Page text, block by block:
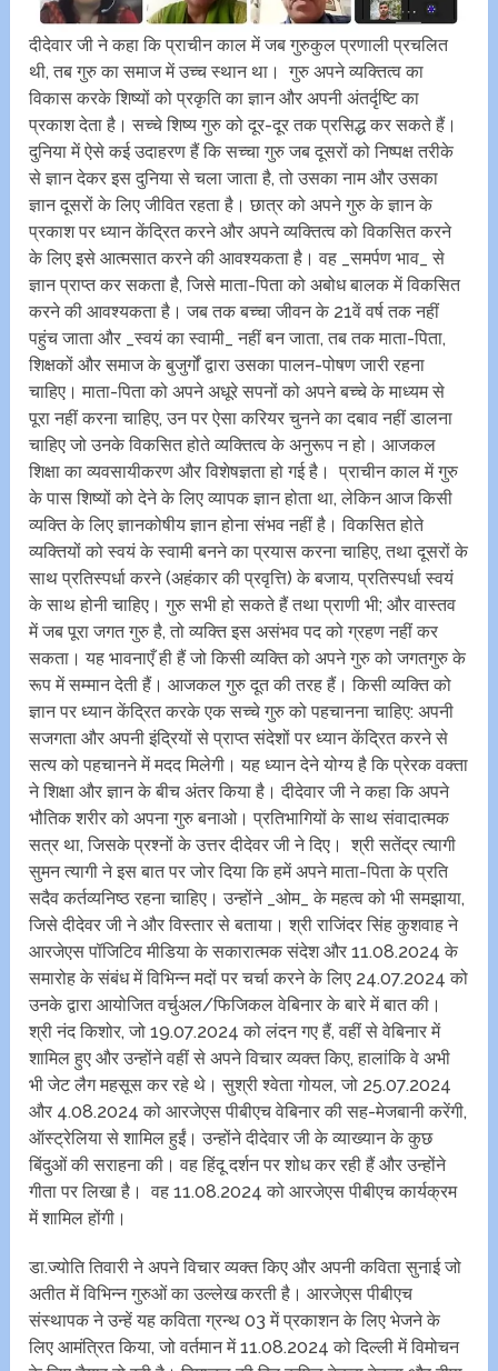
दीदेवार जी ने कहा कि प्राचीन काल में जब गुरुकुल प्रणाली प्रचलित
थी, तब गुरु का समाज में उच्च स्थान था। गुरु अपने व्यक्तित्व का
विकास करके शिष्यों को प्रकृति का ज्ञान और अपनी अंतर्दृष्टि का
प्रकाश देता है। सच्चे शिष्य गुरु को दूर-दूर तक प्रसिद्ध कर सकते हैं।
दुनिया में ऐसे कई उदाहरण हैं कि सच्चा गुरु जब दूसरों को निष्पक्ष तरीके
से ज्ञान देकर इस दुनिया से चला जाता है, तो उसका नाम और उसका
ज्ञान दूसरों के लिए जीवित रहता है। छात्र को अपने गुरु के ज्ञान के
प्रकाश पर ध्यान केंद्रित करने और अपने व्यक्तित्व को विकसित करने
के लिए इसे आत्मसात करने की आवश्यकता है। वह _समर्पण भाव_ से
ज्ञान प्राप्त कर सकता है, जिसे माता-पिता को अबोध बालक में विकसित
करने की आवश्यकता है। जब तक बच्चा जीवन के 21वें वर्ष तक नहीं
पहुंच जाता और _स्वयं का स्वामी_ नहीं बन जाता, तब तक माता-पिता,
शिक्षकों और समाज के बुजुर्गों द्वारा उसका पालन-पोषण जारी रहना
चाहिए। माता-पिता को अपने अधूरे सपनों को अपने बच्चे के माध्यम से
पूरा नहीं करना चाहिए, उन पर ऐसा करियर चुनने का दबाव नहीं डालना
चाहिए जो उनके विकसित होते व्यक्तित्व के अनुरूप न हो। आजकल
शिक्षा का व्यवसायीकरण और विशेषज्ञता हो गई है। प्राचीन काल में गुरु
के पास शिष्यों को देने के लिए व्यापक ज्ञान होता था, लेकिन आज किसी
व्यक्ति के लिए ज्ञानकोषीय ज्ञान होना संभव नहीं है। विकसित होते
व्यक्तियों को स्वयं के स्वामी बनने का प्रयास करना चाहिए, तथा दूसरों के
साथ प्रतिस्पर्धा करने (अहंकार की प्रवृत्ति) के बजाय, प्रतिस्पर्धा स्वयं
के साथ होनी चाहिए। गुरु सभी हो सकते हैं तथा प्राणी भी; और वास्तव
में जब पूरा जगत गुरु है, तो व्यक्ति इस असंभव पद को ग्रहण नहीं कर
सकता। यह भावनाएँ ही हैं जो किसी व्यक्ति को अपने गुरु को जगतगुरु के
रूप में सम्मान देती हैं। आजकल गुरु दूत की तरह हैं। किसी व्यक्ति को
ज्ञान पर ध्यान केंद्रित करके एक सच्चे गुरु को पहचानना चाहिए: अपनी
सजगता और अपनी इंद्रियों से प्राप्त संदेशों पर ध्यान केंद्रित करने से
सत्य को पहचानने में मदद मिलेगी। यह ध्यान देने योग्य है कि प्रेरक वक्ता
ने शिक्षा और ज्ञान के बीच अंतर किया है। दीदेवार जी ने कहा कि अपने
भौतिक शरीर को अपना गुरु बनाओ। प्रतिभागियों के साथ संवादात्मक
सत्र था, जिसके प्रश्नों के उत्तर दीदेवर जी ने दिए। श्री सतेंद्र त्यागी
सुमन त्यागी ने इस बात पर जोर दिया कि हमें अपने माता-पिता के प्रति
सदैव कर्तव्यनिष्ठ रहना चाहिए। उन्होंने _ओम_ के महत्व को भी समझाया,
जिसे दीदेवर जी ने और विस्तार से बताया। श्री राजिंदर सिंह कुशवाह ने
आरजेएस पॉजिटिव मीडिया के सकारात्मक संदेश और 11.08.2024 के
समारोह के संबंध में विभिन्न मदों पर चर्चा करने के लिए 24.07.2024 को
उनके द्वारा आयोजित वर्चुअल/फिजिकल वेबिनार के बारे में बात की।
श्री नंद किशोर, जो 19.07.2024 को लंदन गए हैं, वहीं से वेबिनार में
शामिल हुए और उन्होंने वहीं से अपने विचार व्यक्त किए, हालांकि वे अभी
भी जेट लैग महसूस कर रहे थे। सुश्री श्वेता गोयल, जो 25.07.2024
और 4.08.2024 को आरजेएस पीबीएच वेबिनार की सह-मेजबानी करेंगी,
ऑस्ट्रेलिया से शामिल हुईं। उन्होंने दीदेवार जी के व्याख्यान के कुछ
बिंदुओं की सराहना की। वह हिंदू दर्शन पर शोध कर रही हैं और उन्होंने
गीता पर लिखा है। वह 11.08.2024 को आरजेएस पीबीएच कार्यक्रम
में शामिल होंगी।
डा.ज्योति तिवारी ने अपने विचार व्यक्त किए और अपनी कविता सुनाई जो
अतीत में विभिन्न गुरुओं का उल्लेख करती है। आरजेएस पीबीएच
संस्थापक ने उन्हें यह कविता ग्रन्थ 03 में प्रकाशन के लिए भेजने के
लिए आमंत्रित किया, जो वर्तमान में 11.08.2024 को दिल्ली में विमोचन